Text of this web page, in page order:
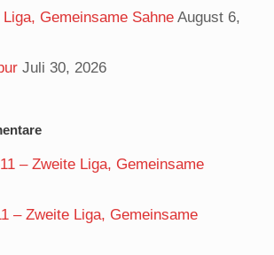
Gemeinsame Sahne August 6,
Juli 30, 2026
– Zweite Liga, Gemeinsame
– Zweite Liga, Gemeinsame